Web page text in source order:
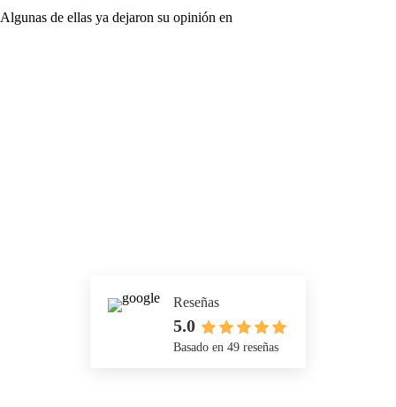
Algunas de ellas ya dejaron su opinión en
Reseñas
5.0
Basado en 49 reseñas